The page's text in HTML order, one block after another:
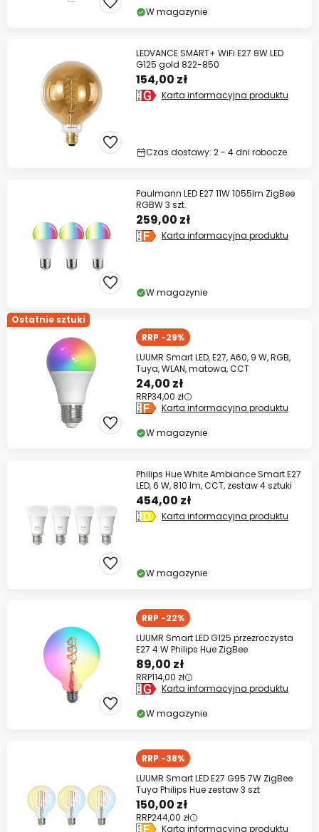
W magazynie
LEDVANCE SMART+ WiFi E27 8W LED
G125 gold 822-850
154,00 zł
Karta informacyjna produktu
Czas dostawy: 2 - 4 dni robocze
Paulmann LED E27 11W 1055lm ZigBee
RGBW 3 szt.
259,00 zł
Karta informacyjna produktu
W magazynie
Ostatnie sztuki
RRP -29%
LUUMR Smart LED, E27, A60, 9 W, RGB,
Tuya, WLAN, matowa, CCT
24,00 zł
RRP34,00 zł
Karta informacyjna produktu
W magazynie
Philips Hue White Ambiance Smart E27
LED, 6 W, 810 lm, CCT, zestaw 4 sztuki
454,00 zł
Karta informacyjna produktu
W magazynie
RRP -22%
LUUMR Smart LED G125 przezroczysta
E27 4 W Philips Hue ZigBee
89,00 zł
RRP114,00 zł
Karta informacyjna produktu
W magazynie
RRP -38%
LUUMR Smart LED E27 G95 7W ZigBee
Tuya Philips Hue zestaw 3 szt
150,00 zł
RRP244,00 zł
Karta informacyjna produktu